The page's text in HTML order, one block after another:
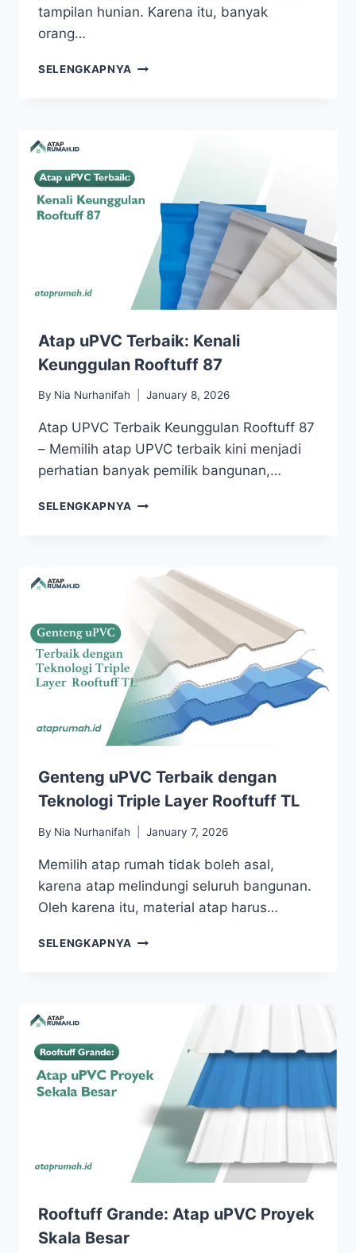
tampilan hunian. Karena itu, banyak
orang…
SELENGKAPNYA
Atap uPVC Terbaik: Kenali
Keunggulan Rooftuff 87
By Nia Nurhanifah January 8, 2026
Atap UPVC Terbaik Keunggulan Rooftuff 87
– Memilih atap UPVC terbaik kini menjadi
perhatian banyak pemilik bangunan,…
SELENGKAPNYA
Genteng uPVC Terbaik dengan
Teknologi Triple Layer Rooftuff TL
By Nia Nurhanifah January 7, 2026
Memilih atap rumah tidak boleh asal,
karena atap melindungi seluruh bangunan.
Oleh karena itu, material atap harus…
SELENGKAPNYA
Rooftuff Grande: Atap uPVC Proyek
Skala Besar